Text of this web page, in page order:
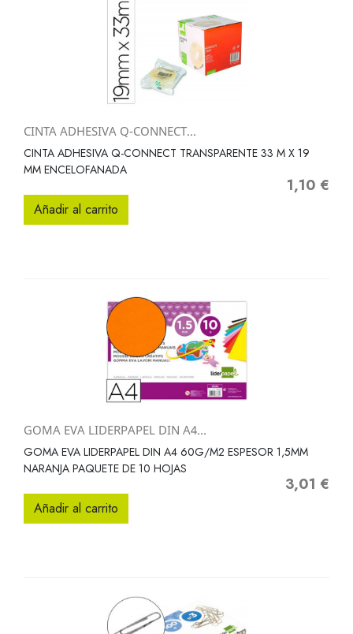
CINTA ADHESIVA Q-CONNECT...
CINTA ADHESIVA Q-CONNECT TRANSPARENTE 33 M X 19
MM ENCELOFANADA
Precio
1,10 €
Añadir al carrito
GOMA EVA LIDERPAPEL DIN A4...
GOMA EVA LIDERPAPEL DIN A4 60G/M2 ESPESOR 1,5MM
NARANJA PAQUETE DE 10 HOJAS
Precio
3,01 €
Añadir al carrito